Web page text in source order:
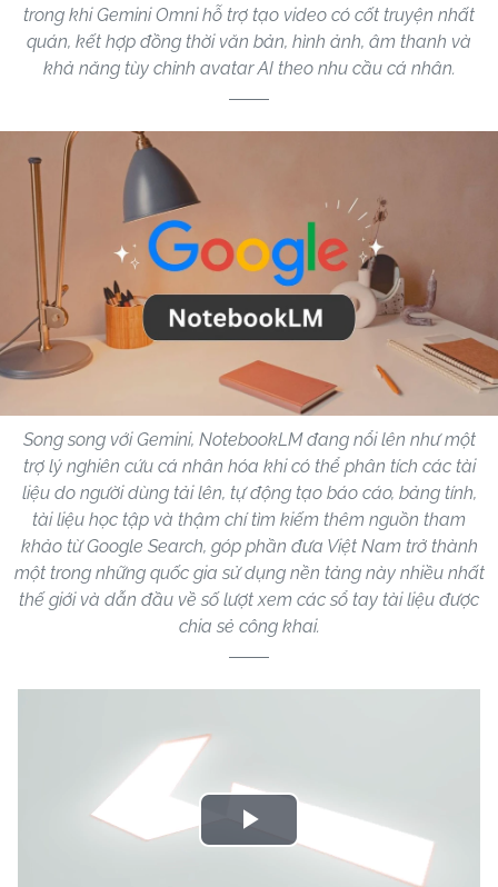
trong khi Gemini Omni hỗ trợ tạo video có cốt truyện nhất
quán, kết hợp đồng thời văn bản, hình ảnh, âm thanh và
khả năng tùy chỉnh avatar AI theo nhu cầu cá nhân.
Song song với Gemini, NotebookLM đang nổi lên như một
trợ lý nghiên cứu cá nhân hóa khi có thể phân tích các tài
liệu do người dùng tải lên, tự động tạo báo cáo, bảng tính,
tài liệu học tập và thậm chí tìm kiếm thêm nguồn tham
khảo từ Google Search, góp phần đưa Việt Nam trở thành
một trong những quốc gia sử dụng nền tảng này nhiều nhất
thế giới và dẫn đầu về số lượt xem các sổ tay tài liệu được
chia sẻ công khai.
Play